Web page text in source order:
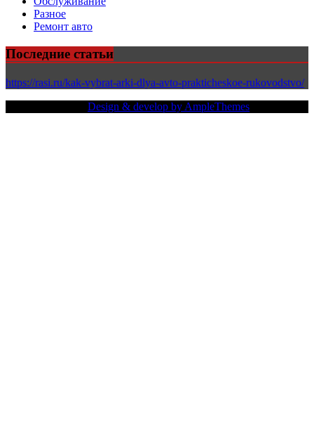
Разное
Ремонт авто
Последние статьи
https://rasi.ru/kak-vybrat-arki-dlya-avto-prakticheskoe-rukovodstvo/
Design & develop by AmpleThemes